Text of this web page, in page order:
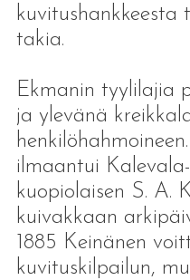
kuvitushankkeesta
takia.
Ekmanin tyylilajia
ja ylevänä
ilmaantui
kuopiolaisen S. A.
kuivakkaan
1885 Keinänen
kuvituskilpailun,